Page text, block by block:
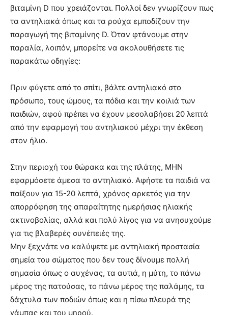
βιταμίνη D που χρειάζονται. Πολλοί δεν γνωρίζουν πως
τα αντηλιακά όπως και τα ρούχα εμποδίζουν την
παραγωγή της βιταμίνης D. Όταν φτάνουμε στην
παραλία, λοιπόν, μπορείτε να ακολουθήσετε τις
παρακάτω οδηγίες:
Πριν φύγετε από το σπίτι, βάλτε αντηλιακό στο
πρόσωπο, τους ώμους, τα πόδια και την κοιλιά των
παιδιών, αφού πρέπει να έχουν μεσολαβήσει 20 λεπτά
από την εφαρμογή του αντηλιακού μέχρι την έκθεση
στον ήλιο.
Στην περιοχή του θώρακα και της πλάτης, ΜΗΝ
εφαρμόσετε άμεσα το αντηλιακό. Αφήστε τα παιδιά να
παίξουν για 15-20 λεπτά, χρόνος αρκετός για την
απορρόφηση της απαραίτητης ημερήσιας ηλιακής
ακτινοβολίας, αλλά και πολύ λίγος για να ανησυχούμε
για τις βλαβερές συνέπειές της.
Μην ξεχνάτε να καλύψετε με αντηλιακή προστασία
σημεία του σώματος που δεν τους δίνουμε πολλή
σημασία όπως ο αυχένας, τα αυτιά, η μύτη, το πάνω
μέρος της πατούσας, το πάνω μέρος της παλάμης, τα
δάχτυλα των ποδιών όπως και η πίσω πλευρά της
γάμπας και του μηρού.